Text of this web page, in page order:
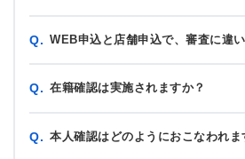
Q. WEB申込と店舗申込で、審査に違
Q. 在籍確認は実施されますか？
Q. 本人確認はどのようにおこなわれま